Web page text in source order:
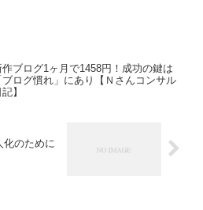
作ブログ1ヶ月で1458円！成功の鍵は
ブログ慣れ」にあり【Ｎさんコンサル
記】
化のために